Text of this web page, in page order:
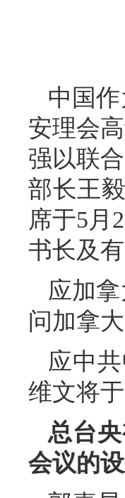
中国
安理会
强以联
部长王
席于5月
书长及
应加
问加拿大
应中
维文将
总台
会议的